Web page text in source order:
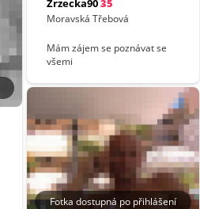
Zrzecka9035
Moravská Třebová
Mám zájem se poznávat se
všemi
Fotka dostupná po přihlášení